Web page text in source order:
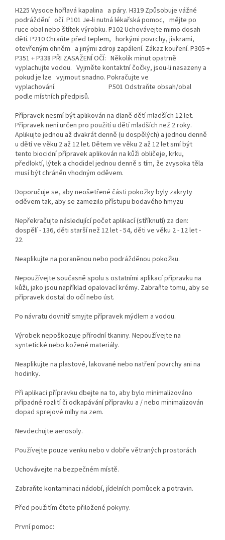
H225 Vysoce hořlavá kapalina a páry. H319 Způsobuje vážné
podráždění očí. P101 Je-li nutná lékařská pomoc, mějte po
ruce obal nebo štítek výrobku. P102 Uchovávejte mimo dosah
dětí. P210 Chraňte před teplem, horkými povrchy, jiskrami,
otevřeným ohněm a jinými zdroji zapálení. Zákaz kouření. P305 +
P351 + P338 PŘI ZASAŽENÍ OČÍ: Několik minut opatrně
vyplachujte vodou. Vyjměte kontaktní čočky, jsou-li nasazeny a
pokud je lze vyjmout snadno. Pokračujte ve
vyplachování. P501 Odstraňte obsah/obal
podle místních předpisů.
Přípravek nesmí být aplikován na dlaně dětí mladších 12 let.
Přípravek není určen pro použití u dětí mladších než 2 roky.
Aplikujte jednou až dvakrát denně (u dospělých) a jednou denně
u dětí ve věku 2 až 12 let. Dětem ve věku 2 až 12 let smí být
tento biocidní přípravek aplikován na kůži obličeje, krku,
předloktí, lýtek a chodidel jednou denně s tím, že zvysoka těla
musí být chráněn vhodným oděvem.
Doporučuje se, aby neošetřené části pokožky byly zakryty
oděvem tak, aby se zamezilo přístupu bodavého hmyzu
Nepřekračujte následující počet aplikací (stříknutí) za den:
dospělí - 136, děti starší než 12 let - 54, děti ve věku 2 - 12 let -
22.
Neaplikujte na poraněnou nebo podrážděnou pokožku.
Nepoužívejte současně spolu s ostatními aplikací přípravku na
kůži, jako jsou například opalovací krémy. Zabraňte tomu, aby se
přípravek dostal do očí nebo úst.
Po návratu dovnitř smyjte přípravek mýdlem a vodou.
Výrobek nepoškozuje přírodní tkaniny. Nepoužívejte na
syntetické nebo kožené materiály.
Neaplikujte na plastové, lakované nebo natření povrchy ani na
hodinky.
Při aplikaci přípravku dbejte na to, aby bylo minimalizováno
případné rozlití či odkapávání přípravku a / nebo minimalizován
dopad sprejové mlhy na zem.
Nevdechujte aerosoly.
Používejte pouze venku nebo v dobře větraných prostorách
Uchovávejte na bezpečném místě.
Zabraňte kontaminaci nádobí, jídelních pomůcek a potravin.
Před použitím čtete přiložené pokyny.
První pomoc: